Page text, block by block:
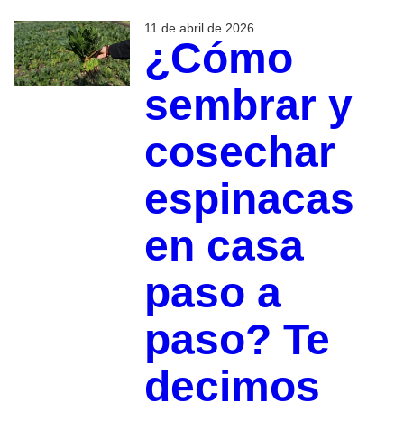
11 de abril de 2026
¿Cómo
sembrar y
cosechar
espinacas
en casa
paso a
paso? Te
decimos